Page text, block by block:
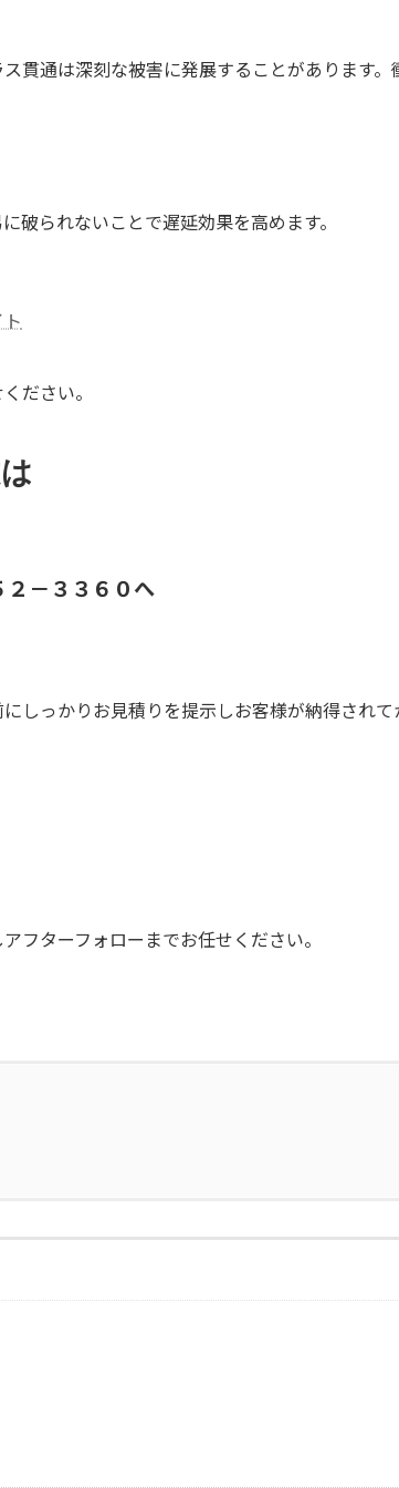
貫通は深刻な被害に発展することがあります
破られないことで遅延効果を高めます。
ださい。
－３３６０へ
しっかりお見積りを提示しお客様が納得され
フターフォローまでお任せください。